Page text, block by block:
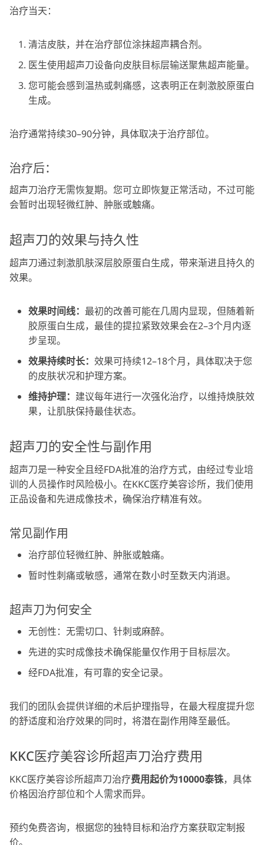
治疗当天：
清洁皮肤，并在治疗部位涂抹超声耦合剂。
医生使用超声刀设备向皮肤目标层输送聚焦超声能量。
您可能会感到温热或刺痛感，这表明正在刺激胶原蛋白
生成。
治疗通常持续30–90分钟，具体取决于治疗部位。
治疗后：
超声刀治疗无需恢复期。您可立即恢复正常活动，不过可能
会暂时出现轻微红肿、肿胀或触痛。
超声刀的效果与持久性
超声刀通过刺激肌肤深层胶原蛋白生成，带来渐进且持久的
效果。
效果时间线： 最初的改善可能在几周内显现，但随着新
胶原蛋白生成，最佳的提拉紧致效果会在2–3个月内逐
步呈现。
效果持续时长： 效果可持续12–18个月，具体取决于您
的皮肤状况和护理方案。
维持护理： 建议每年进行一次强化治疗，以维持焕肤效
果，让肌肤保持最佳状态。
超声刀的安全性与副作用
超声刀是一种安全且经FDA批准的治疗方式，由经过专业培
训的人员操作时风险极小。在KKC医疗美容诊所，我们使用
正品设备和先进成像技术，确保治疗精准有效。
常见副作用
治疗部位轻微红肿、肿胀或触痛。
暂时性刺痛或敏感，通常在数小时至数天内消退。
超声刀为何安全
无创性：无需切口、针刺或麻醉。
先进的实时成像技术确保能量仅作用于目标层次。
经FDA批准，有可靠的安全记录。
我们的团队会提供详细的术后护理指导，在最大程度提升您
的舒适度和治疗效果的同时，将潜在副作用降至最低。
KKC医疗美容诊所超声刀治疗费用
KKC医疗美容诊所超声刀治疗费用起价为10000泰铢，具体
价格因治疗部位和个人需求而异。
预约免费咨询，根据您的独特目标和治疗方案获取定制报